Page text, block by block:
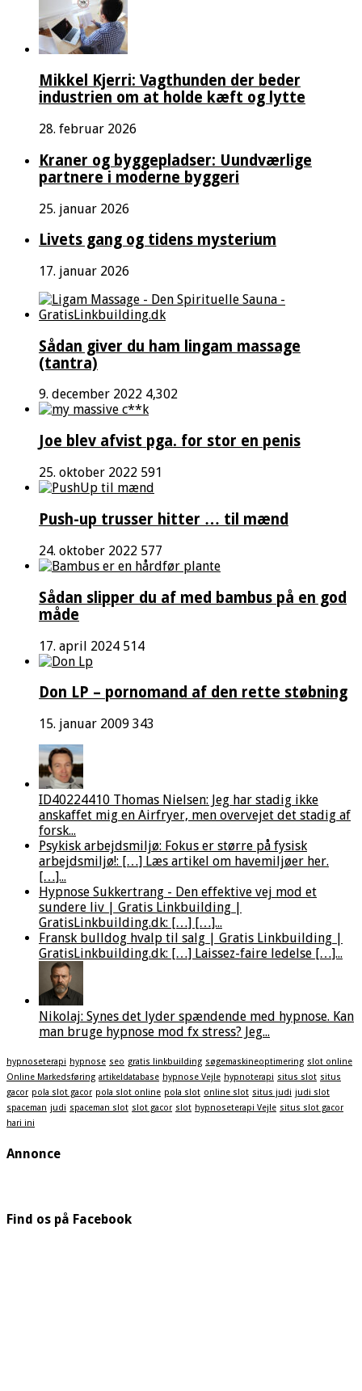
Mikkel Kjerri: Vagthunden der beder
industrien om at holde kæft og lytte
28. februar 2026
Kraner og byggepladser: Uundværlige
partnere i moderne byggeri
25. januar 2026
Livets gang og tidens mysterium
17. januar 2026
Sådan giver du ham lingam massage
(tantra)
9. december 2022 4,302
Joe blev afvist pga. for stor en penis
25. oktober 2022 591
Push-up trusser hitter … til mænd
24. oktober 2022 577
Sådan slipper du af med bambus på en god
måde
17. april 2024 514
Don LP – pornomand af den rette støbning
15. januar 2009 343
ID40224410 Thomas Nielsen: Jeg har stadig ikke
anskaffet mig en Airfryer, men overvejet det stadig af
forsk...
Psykisk arbejdsmiljø: Fokus er større på fysisk
arbejdsmiljø!: […] Læs artikel om havemiljøer her.
[…]...
Hypnose Sukkertrang - Den effektive vej mod et
sundere liv | Gratis Linkbuilding |
GratisLinkbuilding.dk: […] […]...
Fransk bulldog hvalp til salg | Gratis Linkbuilding |
GratisLinkbuilding.dk: […] Laissez-faire ledelse […]...
Nikolaj: Synes det lyder spændende med hypnose. Kan
man bruge hypnose mod fx stress? Jeg...
hypnoseterapi hypnose seo gratis linkbuilding søgemaskineoptimering slot online
Online Markedsføring artikeldatabase hypnose Vejle hypnoterapi situs slot situs
gacor pola slot gacor pola slot online pola slot online slot situs judi judi slot
spaceman judi spaceman slot slot gacor slot hypnoseterapi Vejle situs slot gacor
hari ini
Annonce
Find os på Facebook